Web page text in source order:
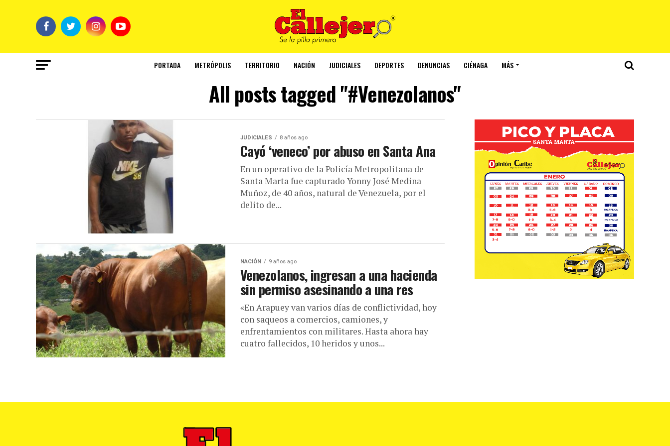
PORTADA METRÓPOLIS TERRITORIO NACIÓN JUDICIALES DEPORTES DENUNCIAS CIÉNAGA MÁS
All posts tagged "#Venezolanos"
JUDICIALES 8 años ago
Cayó ‘veneco’ por abuso en Santa Ana
En un operativo de la Policía Metropolitana de
Santa Marta fue capturado Yonny José Medina
Muñoz, de 40 años, natural de Venezuela, por el
delito de...
NACIÓN 9 años ago
Venezolanos, ingresan a una hacienda
sin permiso asesinando a una res
«En Arapuey van varios días de conflictividad, hoy
con saqueos a comercios, camiones, y
enfrentamientos con militares. Hasta ahora hay
cuatro fallecidos, 10 heridos y unos...